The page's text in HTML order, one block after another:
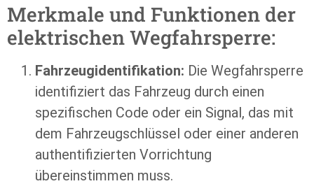
Merkmale und Funktionen der
elektrischen Wegfahrsperre:
Fahrzeugidentifikation: Die Wegfahrsperre
identifiziert das Fahrzeug durch einen
spezifischen Code oder ein Signal, das mit
dem Fahrzeugschlüssel oder einer anderen
authentifizierten Vorrichtung
übereinstimmen muss.